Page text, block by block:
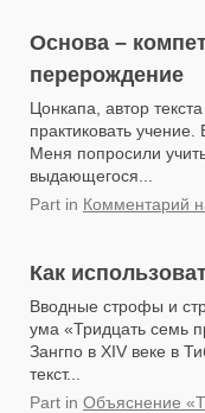
Основа –
перерождение
Цонкапа, автор
практиковать
Меня попросили
выдающегося...
Part in Комментарий
Как
Вводные строфы и
ума «Тридцать семь
Зангпо в XIV веке в
текст...
Part in Объяснение